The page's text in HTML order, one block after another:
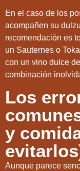
En el caso de los
acompañen su
recomendación es
un Sauternes o
con un vino dulce
combinación
Los
y
Aunque parece